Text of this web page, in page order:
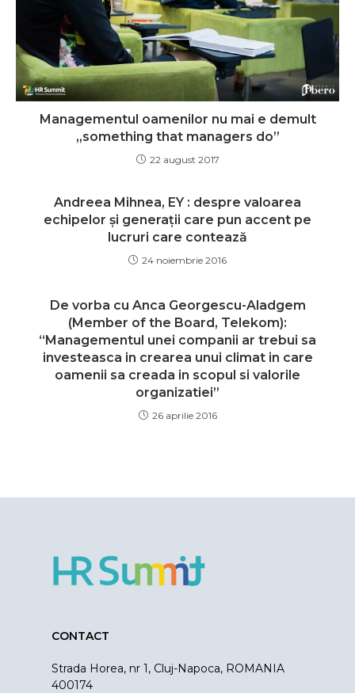
Managementul oamenilor nu mai e demult
„something that managers do”
22 august 2017
Andreea Mihnea, EY : despre valoarea
echipelor şi generaţii care pun accent pe
lucruri care contează
24 noiembrie 2016
De vorba cu Anca Georgescu-Aladgem
(Member of the Board, Telekom):
“Managementul unei companii ar trebui sa
investeasca in crearea unui climat in care
oamenii sa creada in scopul si valorile
organizatiei”
26 aprilie 2016
CONTACT
Strada Horea, nr 1, Cluj-Napoca, ROMANIA
400174